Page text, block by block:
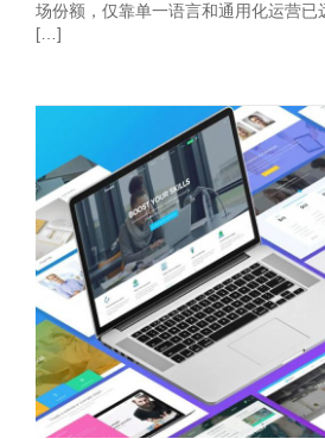
场份额，仅靠单一语言和通用化运营已
[…]